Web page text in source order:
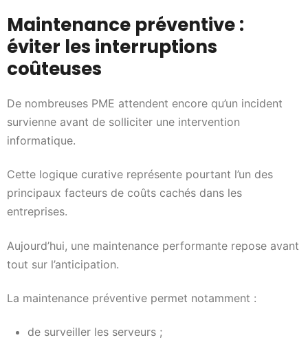
Maintenance préventive :
éviter les interruptions
coûteuses
De nombreuses PME attendent encore qu’un incident
survienne avant de solliciter une intervention
informatique.
Cette logique curative représente pourtant l’un des
principaux facteurs de coûts cachés dans les
entreprises.
Aujourd’hui, une maintenance performante repose avant
tout sur l’anticipation.
La maintenance préventive permet notamment :
de surveiller les serveurs ;